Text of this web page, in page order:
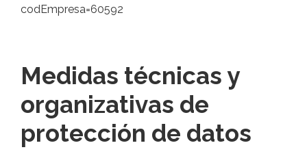
codEmpresa=60592
Medidas técnicas y
organizativas de
protección de datos